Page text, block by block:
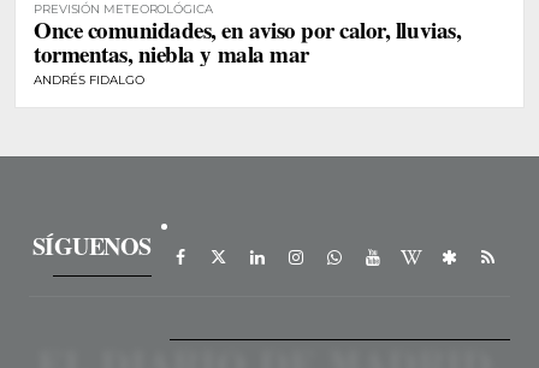
PREVISIÓN METEOROLÓGICA
Once comunidades, en aviso por calor, lluvias,
tormentas, niebla y mala mar
ANDRÉS FIDALGO
SÍGUENOS